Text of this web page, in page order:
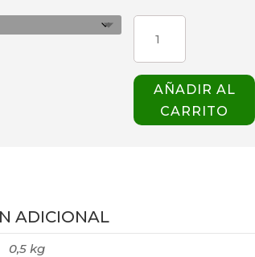
WONDER
CARGO
5255
MUJER
cantidad
AÑADIR AL
CARRITO
ADICIONAL
0,5 kg